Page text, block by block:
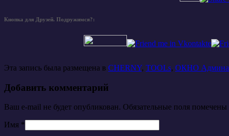
Кнопка для Друзей. Подружимся?:
Эта запись была размещена в CHERNY, TOOLs, ОКНО Админа
Добавить комментарий
Ваш e-mail не будет опубликован. Обязательные поля помечены
Имя *